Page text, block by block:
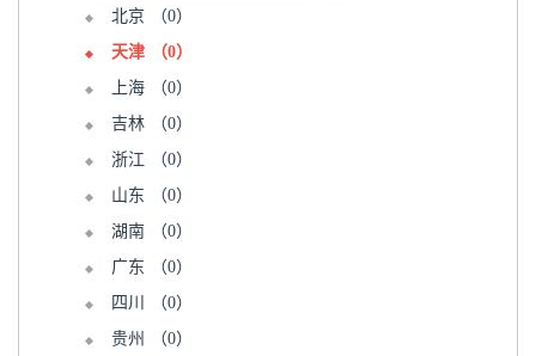
北京
（0）
天津
（0）
上海
（0）
吉林
（0）
浙江
（0）
山东
（0）
湖南
（0）
广东
（0）
四川
（0）
贵州
（0）